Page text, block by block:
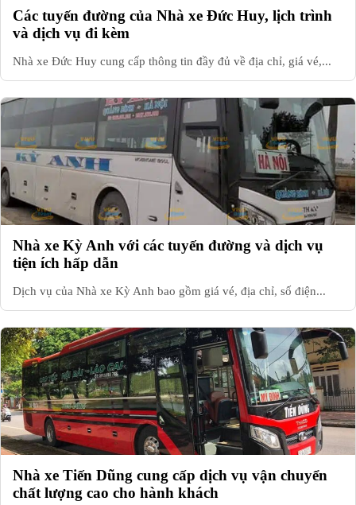
Các tuyến đường của Nhà xe Đức Huy, lịch trình
và dịch vụ đi kèm
Nhà xe Đức Huy cung cấp thông tin đầy đủ về địa chỉ, giá vé,...
Nhà xe Kỳ Anh với các tuyến đường và dịch vụ
tiện ích hấp dẫn
Dịch vụ của Nhà xe Kỳ Anh bao gồm giá vé, địa chỉ, số điện...
Nhà xe Tiến Dũng cung cấp dịch vụ vận chuyển
chất lượng cao cho hành khách